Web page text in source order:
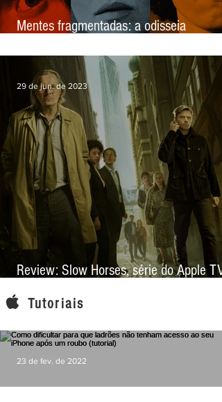
Mentes fragmentadas: a odisseia
psicológica de Entre Estranhos (The
Crowded Room) - Review
Review: Slow Horses, série do Apple
mira na espionagem, mas conquista pela
narrativa e elenco
29 de jun. de 2023
Tutoriais